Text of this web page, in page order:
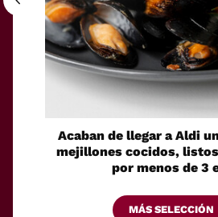
Acaban de llegar a Aldi
mejillones cocidos,
por menos de 3
MÁS SELECCIÓN